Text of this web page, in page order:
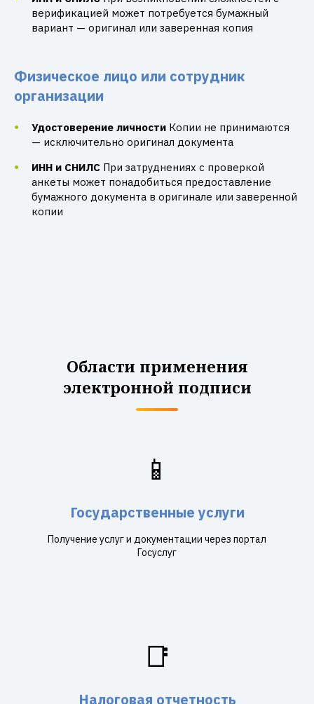
верификацией может потребуется бумажный
вариант — оригинал или заверенная копия
Физическое лицо или сотрудник
организации
Удостоверение личности Копии не принимаются
— исключительно оригинал документа
ИНН и СНИЛС При затруднениях с проверкой
анкеты может понадобиться предоставление
бумажного документа в оригинале или заверенной
копии
Области применения
электронной подписи
📱
Государственные услуги
Получение услуг и документации через портал
Госуслуг
📑
Налоговая отчетность